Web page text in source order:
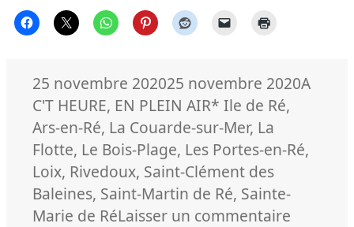
Comité
consultatif
Publié
le
25 novembre 202025 novembre 2020A
C'T HEURE, EN PLEIN AIRMots-
clés
* Ile de Ré,
Ars-en-Ré, La Couarde-sur-Mer, La
Flotte, Le Bois-Plage, Les Portes-en-Ré,
Loix, Rivedoux, Saint-Clément des
Baleines, Saint-Martin de Ré, Sainte-
Marie de RéLaisser un commentaire